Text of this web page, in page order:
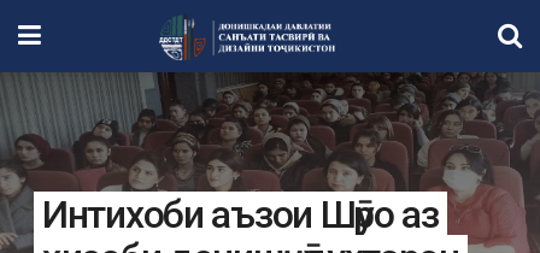
Интихоби аъзои Шӯро аз